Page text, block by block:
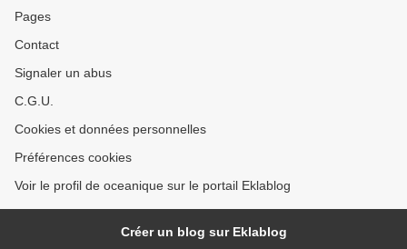
Pages
Contact
Signaler un abus
C.G.U.
Cookies et données personnelles
Préférences cookies
Voir le profil de oceanique sur le portail Eklablog
Créer un blog sur Eklablog